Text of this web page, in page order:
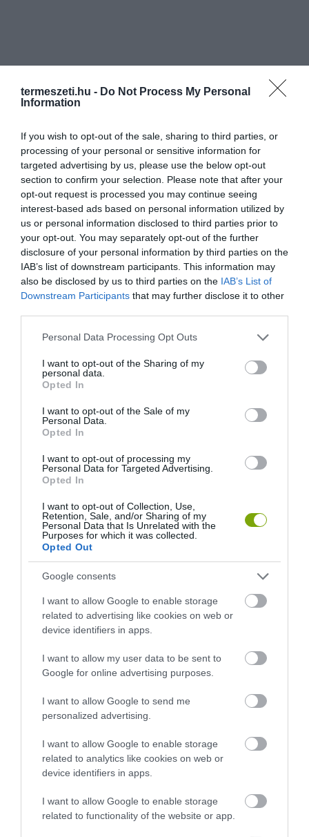
termeszeti.hu - Do Not Process My Personal
Information
If you wish to opt-out of the sale, sharing to third parties, or
processing of your personal or sensitive information for
targeted advertising by us, please use the below opt-out
section to confirm your selection. Please note that after your
opt-out request is processed you may continue seeing
interest-based ads based on personal information utilized by
us or personal information disclosed to third parties prior to
your opt-out. You may separately opt-out of the further
disclosure of your personal information by third parties on the
IAB’s list of downstream participants. This information may
also be disclosed by us to third parties on the IAB’s List of
Downstream Participants that may further disclose it to other
Please note that this website/app uses one or more Google
not limited to your visit or usage behaviour. You may click to
grant or deny consent to Google and its third-party tags to
use your data for below specified purposes in below Google
consent section.
Personal Data Processing Opt Outs
I want to opt-out of the Sharing of my
personal data.
Opted In
I want to opt-out of the Sale of my
Personal Data.
Opted In
I want to opt-out of processing my
Personal Data for Targeted Advertising.
Opted In
I want to opt-out of Collection, Use,
Retention, Sale, and/or Sharing of my
Personal Data that Is Unrelated with the
Purposes for which it was collected.
Opted Out
Google consents
I want to allow Google to enable storage
related to advertising like cookies on web or
device identifiers in apps.
I want to allow my user data to be sent to
Google for online advertising purposes.
I want to allow Google to send me
personalized advertising.
I want to allow Google to enable storage
related to analytics like cookies on web or
device identifiers in apps.
I want to allow Google to enable storage
related to functionality of the website or app.
ELŐZŐ CIKK
A HEGY, AMELYNEK KELETKEZÉSÉT JAPÁN MEGPRÓBÁLTA
ELREJTENI A VILÁG ELŐL (ÉS AMIT EGY POSTAMESTER
ÖRÖKÍTETT MEG)
MAGOT FOGTAK A MESTERSÉGES BEPORZÁS UTÁN
HASONLÓ ÉRDEKESSÉGEK
KIRÁNDULÁS A
PANNONHALMI
ARBORÉTUMBA
KIRÁNDULÁS PANNONHALMA
KÖRNYÉKÉN: TERMÉSZET,
2026-08-04